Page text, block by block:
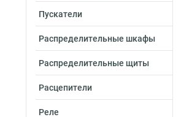
Пускатели
Распределительные шкафы
Распределительные щиты
Расцепители
Реле